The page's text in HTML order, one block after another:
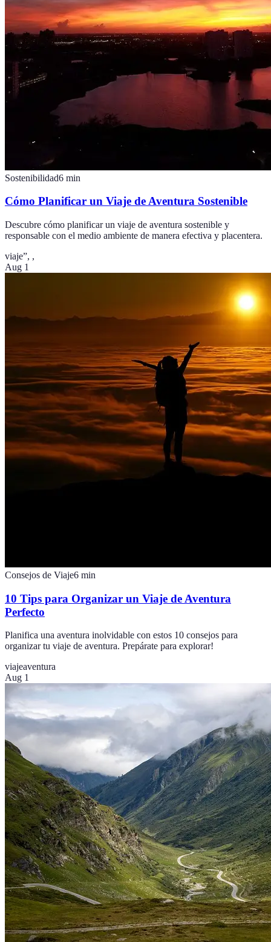
Sostenibilidad6 min
Cómo Planificar un Viaje de Aventura Sostenible
Descubre cómo planificar un viaje de aventura sostenible y
responsable con el medio ambiente de manera efectiva y placentera.
viaje”, ,
Aug 1
Consejos de Viaje6 min
10 Tips para Organizar un Viaje de Aventura
Perfecto
Planifica una aventura inolvidable con estos 10 consejos para
organizar tu viaje de aventura. Prepárate para explorar!
viajeaventura
Aug 1